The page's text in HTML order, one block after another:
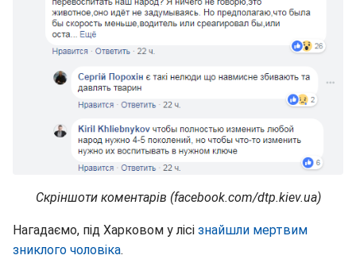
Скріншоти коментарів (facebook.com/dtp.kiev.ua)
Нагадаємо, під Харковом у лісі знайшли мертвим
зниклого чоловіка.